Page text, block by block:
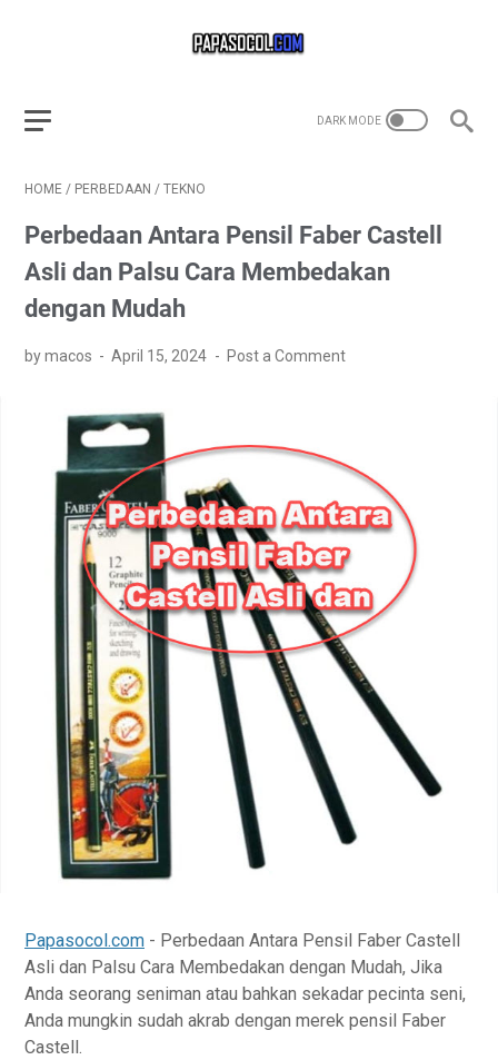
HOME / PERBEDAAN / TEKNO
Perbedaan Antara Pensil Faber Castell
Asli dan Palsu Cara Membedakan
dengan Mudah
by macos April 15, 2024 Post a Comment
Papasocol.com - Perbedaan Antara Pensil Faber Castell
Asli dan Palsu Cara Membedakan dengan Mudah, Jika
Anda seorang seniman atau bahkan sekadar pecinta seni,
Anda mungkin sudah akrab dengan merek pensil Faber
Castell.